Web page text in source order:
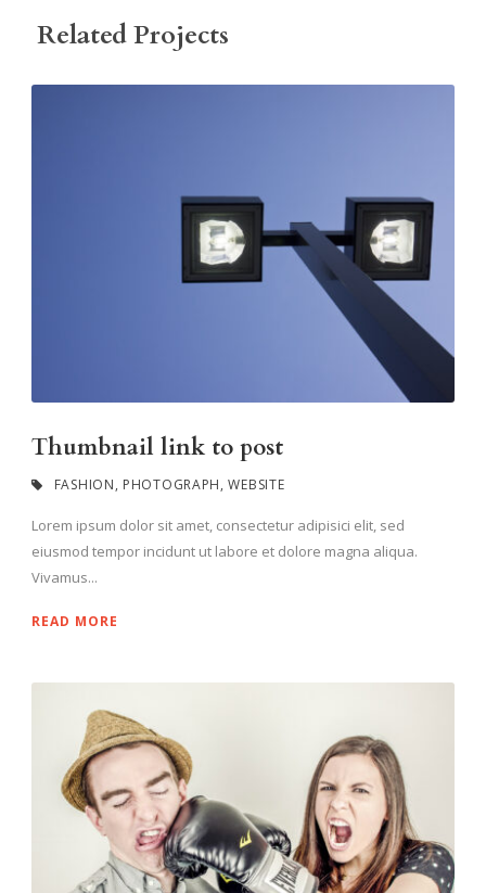
Related Projects
Thumbnail link to post
FASHION, PHOTOGRAPH, WEBSITE
Lorem ipsum dolor sit amet, consectetur adipisici elit, sed
eiusmod tempor incidunt ut labore et dolore magna aliqua.
Vivamus...
READ MORE